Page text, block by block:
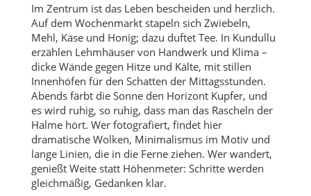
Im Zentrum ist das Leben bescheiden und herzlich.
Auf dem Wochenmarkt stapeln sich Zwiebeln,
Mehl, Käse und Honig; dazu duftet Tee. In Kundullu
erzählen Lehmhäuser von Handwerk und Klima –
dicke Wände gegen Hitze und Kälte, mit stillen
Innenhöfen für den Schatten der Mittagsstunden.
Abends färbt die Sonne den Horizont Kupfer, und
es wird ruhig, so ruhig, dass man das Rascheln der
Halme hört. Wer fotografiert, findet hier
dramatische Wolken, Minimalismus im Motiv und
lange Linien, die in die Ferne ziehen. Wer wandert,
genießt Weite statt Höhenmeter: Schritte werden
gleichmäßig, Gedanken klar.